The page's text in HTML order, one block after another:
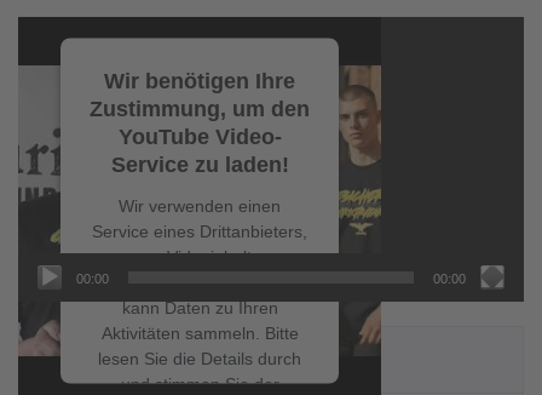
Player
Wir benötigen Ihre
Zustimmung, um den
YouTube Video-
Service zu laden!
Wir verwenden einen
Service eines Drittanbieters,
um Videoinhalte
einzubetten. Dieser Service
kann Daten zu Ihren
Aktivitäten sammeln. Bitte
lesen Sie die Details durch
und stimmen Sie der
00:00 00:00
NEUESTE BEITRÄGE